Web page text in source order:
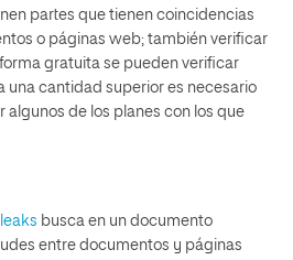
partes que tienen coincidencias
o páginas web; también verificar
gratuita se pueden verificar
una cantidad superior es necesario
algunos de los planes con los que
busca en un documento
entre documentos y páginas